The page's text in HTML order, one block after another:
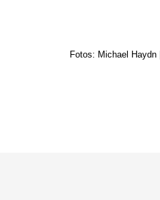
Fotos: Michael Haydn |